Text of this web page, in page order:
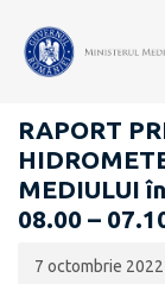
RAPOARTE
RAPORT
MEDIULUI
08.00 –
publicării:
7 octombrie 2022